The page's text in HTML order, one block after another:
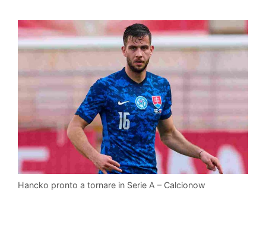
Hancko pronto a tornare in Serie A – Calcionow